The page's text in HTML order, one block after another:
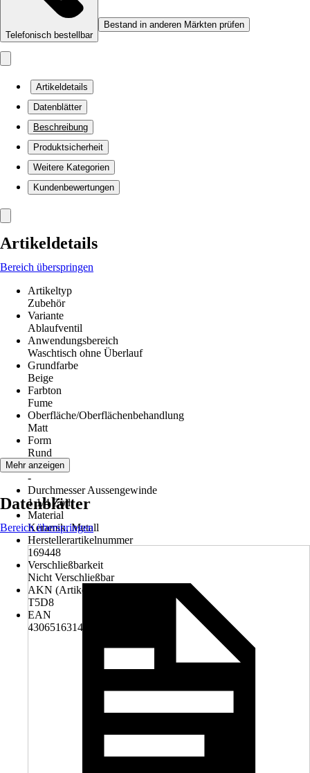
Telefonisch bestellbar
Bestand in anderen Märkten prüfen
Artikeldetails
Datenblätter
Beschreibung
Produktsicherheit
Weitere Kategorien
Kundenbewertungen
Artikeldetails
Bereich überspringen
Artikeltyp
Zubehör
Variante
Ablaufventil
Anwendungsbereich
Waschtisch ohne Überlauf
Grundfarbe
Beige
Farbton
Fume
Oberfläche/Oberflächenbehandlung
Matt
Form
Rund
Modell
-
Durchmesser Aussengewinde
1 1/4 Zoll
Material
Keramik, Metall
Herstellerartikelnummer
169448
Verschließbarkeit
Nicht Verschließbar
AKN (Artikelkurznummer)
T5D8
EAN
4306516314119
Mehr anzeigen
Datenblätter
Bereich überspringen